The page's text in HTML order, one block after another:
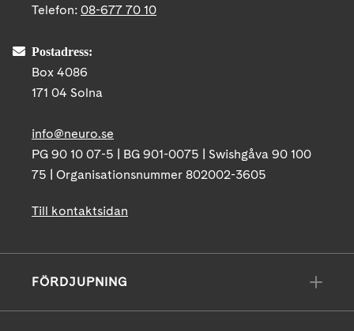
Telefon: 08-677 70 10
Postadress:
Box 4086
171 04 Solna
info@neuro.se
PG 90 10 07-5 | BG 901-0075 | Swishgåva 90 100
75 | Organisationsnummer 802002-3605
Till kontaktsidan
FÖRDJUPNING